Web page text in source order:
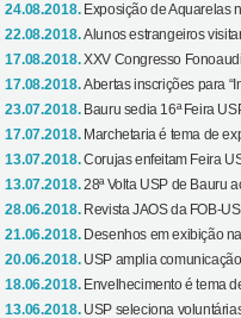
24.08.2018. Exposição de Aquarelas
22.08.2018.Alunos estrangeiros
17.08.2018.XXV Congresso
17.08.2018.Abertas inscrições para
23.07.2018. Bauru sedia 16ª Feira
17.07.2018. Marchetaria é tema de
13.07.2018.Corujas enfeitam Feira
13.07.2018.28ª Volta USP de Bauru
28.06.2018. Revista JAOS da FOB-
21.06.2018. Desenhos em exibição
20.06.2018. USP amplia
18.06.2018. Envelhecimento é tema
13.06.2018. USP seleciona